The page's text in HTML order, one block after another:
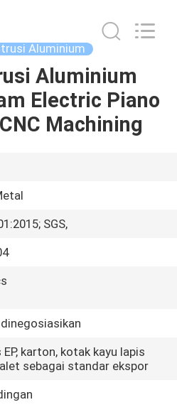
Aluminium
Aluminium
Electric Piano
Machining
SGS,
karton, kotak kayu lapis
sebagai standar ekspor